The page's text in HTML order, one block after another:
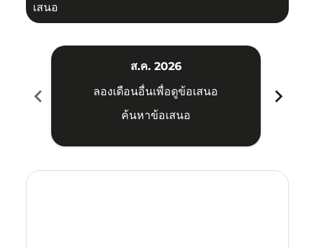
เสนอ
chevron_left
ส.ค. 2026
ลองเดือนอื่นเพื่อดูข้อเสนอ
ค้นหาข้อเสนอ
chevron_right